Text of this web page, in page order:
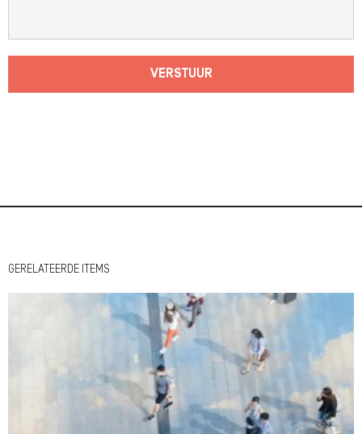
VERSTUUR
GERELATEERDE ITEMS